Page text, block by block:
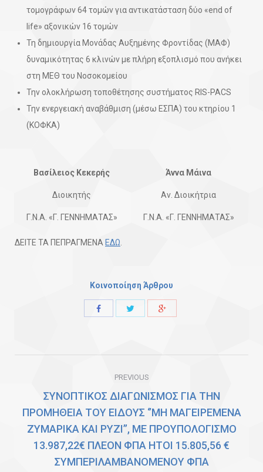
τομογράφων 64 τομών για αντικατάσταση δύο «end of
life» αξονικών 16 τομών
Τη δημιουργία Μονάδας Αυξημένης Φροντίδας (ΜΑΦ)
δυναμικότητας 6 κλινών με πλήρη εξοπλισμό που ανήκει
στη ΜΕΘ του Νοσοκομείου
Την ολοκλήρωση τοποθέτησης συστήματος RIS-PACS
Την ενεργειακή αναβάθμιση (μέσω ΕΣΠΑ) του κτηρίου 1
(ΚΟΦΚΑ)
Βασίλειος Κεκερής Άννα Μάινα
Διοικητής Αν. Διοικήτρια
Γ.Ν.Α. «Γ. ΓΕΝΝΗΜΑΤΑΣ» Γ.Ν.Α. «Γ. ΓΕΝΝΗΜΑΤΑΣ»
ΔΕΙΤΕ ΤΑ ΠΕΠΡΑΓΜΕΝΑ ΕΔΩ
Κοινοποίηση Άρθρου
Share
PREVIOUS
Previous
post:
ΣΥΝΟΠΤΙΚΟΣ ΔΙΑΓΩΝΙΣΜΟΣ ΓΙΑ ΤΗΝ
ΠΡΟΜΗΘΕΙΑ ΤΟΥ ΕΙΔΟΥΣ ‘’ΜΗ ΜΑΓΕΙΡΕΜΕΝΑ
ΖΥΜΑΡΙΚΑ ΚΑΙ ΡΥΖΙ’’, ΜΕ ΠΡΟΥΠΟΛΟΓΙΣΜΟ
13.987,22€ ΠΛΕΟΝ ΦΠΑ ΗΤΟΙ 15.805,56 €
ΣΥΜΠΕΡΙΛΑΜΒΑΝΟΜΕΝΟΥ ΦΠΑ